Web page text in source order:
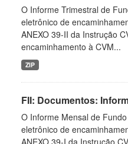
O Informe Trimestral de
eletrônico de
ANEXO 39-II da Instrução
encaminhamento à CVM...
ZIP
FII: Documentos:
O Informe Mensal de
eletrônico de
ANEXO 39-I da Instrução